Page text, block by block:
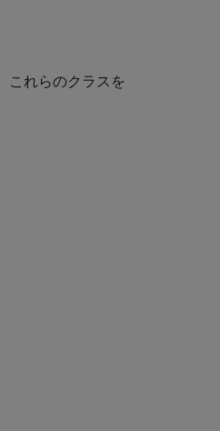
これらのクラスを